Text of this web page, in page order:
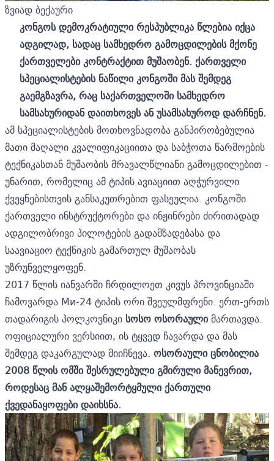
ზვიად ბექაური
კონგოს დემოკრატიული რესპუბლიკა წლებია იქცა
ადგილად, სადაც სამხედრო გამოცდილების მქონე
ქართველები კონტრაქტით მუშაობენ. ქართველი
სპეციალისტებისნაწილი კონგოში მას შემდეგ
გაემგზავრა,რაც საქართველოში სამხედრო
სამსახურიდან დაითხოვეს ან უსამსახუროდ დარჩნენ.
ამ სპეციალისტების მოთხოვნადობა განპირობებულია
მათი მაღალი კვალიფიკაციითა და საბჭოთა წარმოების
ტექნიკასთან მუშაობის მრავალწლიანი გამოცდილებით -
უნარით, რომელიც ამ ტიპის ავიაციით აღჭურვილი
ქვეყნებისთვის განსაკუთრებით ფასეულია. კონგოში
ქართველი ინსტრუქტორები და ინჟინრები ძირითადად
ადგილობრივი პილოტების გადამზადებასა და
საავიაციო ტექნიკის გამართულ მუშაობას
უზრუნველყოფენ.
2017 წლის იანვარში ჩრდილოეთ კივუს პროვინციაში
ჩამოვარდა Ми-24 ტიპის ორი შვეულმფრენი. ერთ-ერთს
თადარიგის პოლკოვნიკი სოსო ოსორაულიმართავდა.
ოფიციალური ვერსიით, ის ტყვედ ჩავარდა და მას
შემდეგ დაკარგულად მიიჩნევა. ოსორაული ცნობილია
2008 წლის ომში შესრულებული გმირული მანევრით,
როდესაც მან ალყაშემორტყმული ქართული
ქვედანაყოფები დაიხსნა.